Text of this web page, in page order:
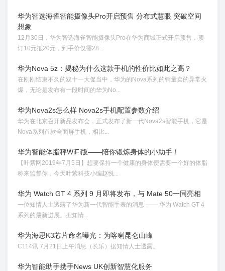
华为智选海雀智能摄像头Pro开启预售 分布式慧眼 突破空间
想象
12月30日，华为智选海雀智能摄像头Pro在华为商城正式开启预售，预
订10元抵20元，到手价仅需28...
华为Nova 5z：揭秘为什么这款手机的性价比如此之高？
在刚刚结束不久的双十一大促当中，华为的Nova系列的销量卖的异常火
爆，无论是发布有一段时间的华为No...
华为Nova2s怎么样 Nova2s手机配置参数介绍
华为在北京召开新品发布会，正式发布了新一代Nova2s智能手机，它是
Nova系列首款全面屏手机，相比...
华为智能体脂秤WiFi版——陪你锻炼身体的小助手！
【叶紫网2019年7月5日】想要保持一个健康的身体便需要一个好的体脂
称来监督你，今天叶紫科技小编赵悦...
华为 Watch GT 4 系列 9 月即将发布，与 Mate 50一同亮相
一位知情人士透露了华为新一代智能手表的消息 —— 华为 Watch GT 4
系列的最新进展。据知情...
华为海思K3芯片命名曝光：为喀喇昆仑山峰
C114讯 7月21日上午消息（长乐）据知情人士透露。
华为智能助手携手News UK创新智慧化服务